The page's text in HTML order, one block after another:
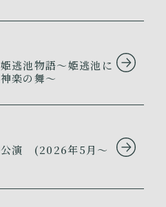
逃池物語～姫逃池に
楽の舞～
演 (2026年5月～